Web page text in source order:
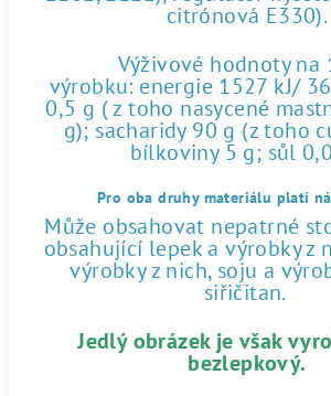
citrónová E330).
Výživové hodnoty na
výrobku: energie 1527 kJ/
0,5 g ( z toho nasycené
g); sacharidy 90 g (z toho
bílkoviny 5 g; sůl
Pro oba druhy materiálu platí
Může obsahovat nepatrné
obsahující lepek a výrobky z
výrobky z nich, soju a
siřičitan.
Jedlý obrázek je však
bezlepkový.